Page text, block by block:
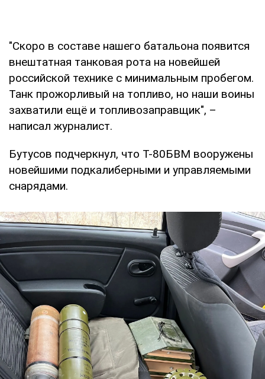
"Скоро в составе нашего батальона появится
внештатная танковая рота на новейшей
российской технике с минимальным пробегом.
Танк прожорливый на топливо, но наши воины
захватили ещё и топливозаправщик", –
написал журналист.
Бутусов подчеркнул, что Т-80БВМ вооружены
новейшими подкалиберными и управляемыми
снарядами.